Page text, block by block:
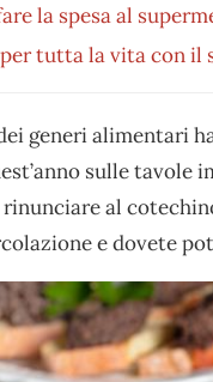
la spesa al
tutta la vita con il
generi alimentari
sulle tavole
al
e dovete